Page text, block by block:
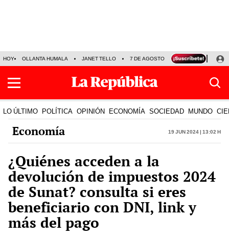
HOY OLLANTA HUMALA JANET TELLO 7 DE AGOSTO TINKA RESULTADOS
LO ÚLTIMO POLÍTICA OPINIÓN ECONOMÍA SOCIEDAD MUNDO
Economía 19 Jun 2024 | 13:02 h
¿Quiénes acceden a la
devolución de impuestos 2024
de Sunat? consulta si eres
beneficiario con DNI, link y
más del pago